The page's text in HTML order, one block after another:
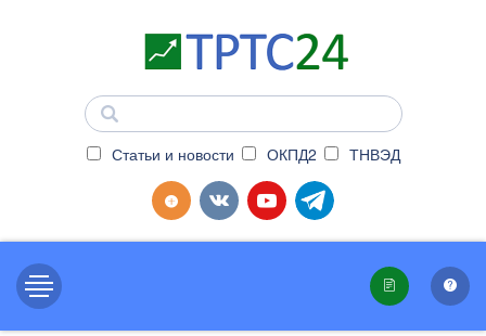
Статьи и новости ОКПД2 ТНВЭД